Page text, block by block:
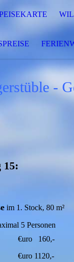
-
15:
im 1. Stock, 80 m²
5 Personen
160,-
1120,-